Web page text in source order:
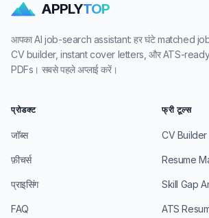
APPLYTOP
आपका AI job-search assistant: हर घंटे matched
CV builder, instant cover letters, और ATS-
PDFs। सबसे पहले अप्लाई करें।
प्रोडक्ट
जॉब्स
फ़ीचर्स
प्राइसिंग
FAQ
फ्री टूल्स
CV Builder
Resume
Skill Gap
ATS